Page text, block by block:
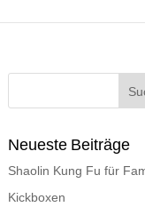
Neueste Beiträge
Shaolin Kung Fu für
Kickboxen